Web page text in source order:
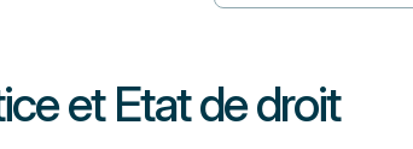
et Etat de droit